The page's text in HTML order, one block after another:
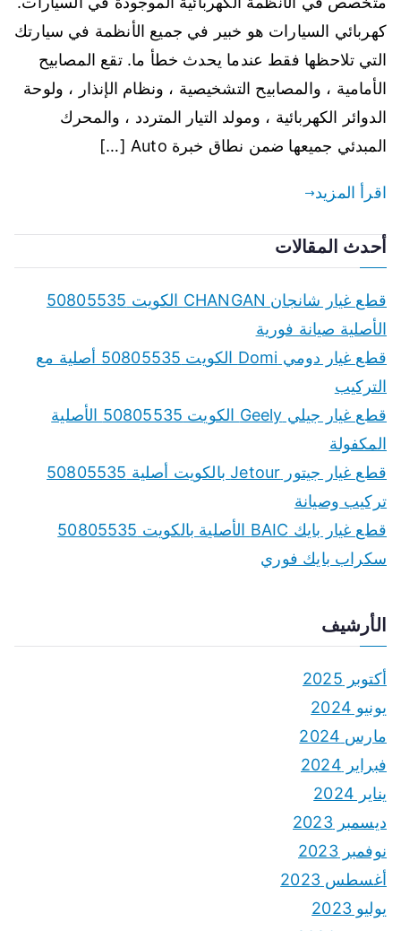
كهربائي السيارات هو خبير في جميع الأنظمة في سيارتك
التي تلاحظها فقط عندما يحدث خطأ ما. تقع المصابيح
الأمامية ، والمصابيح التشخيصية ، ونظام الإنذار ، ولوحة
الدوائر الكهربائية ، ومولد التيار المتردد ، والمحرك
المبدئي جميعها ضمن نطاق خبرة Auto […]
اقرأ المزيد
أحدث المقالات
قطع غيار شانجان CHANGAN الكويت 50805535
الأصلية صيانة فورية
قطع غيار دومي Domi الكويت 50805535 أصلية مع
التركيب
قطع غيار جيلي Geely الكويت 50805535 الأصلية
المكفولة
قطع غيار جيتور Jetour بالكويت أصلية 50805535
تركيب وصيانة
قطع غيار بايك BAIC الأصلية بالكويت 50805535
سكراب بايك فوري
الأرشيف
أكتوبر 2025
يونيو 2024
مارس 2024
فبراير 2024
يناير 2024
ديسمبر 2023
نوفمبر 2023
أغسطس 2023
يوليو 2023